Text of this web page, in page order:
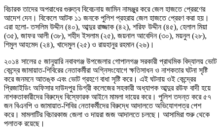
বিচারক তাদের অপরাধের গুরুত্ব বিবেচনায় জামিন নামঞ্জুর করে জেল হাজতে প্রেরণের
আদেশ দেন। বিকেলে আটক ১১ জনকে পুলিশ প্রহরায় জেল হাজতে প্রেরণ করা হয়।
এরা হলো- তসলিম উদ্দীন (৪০), আব্দুর রাজ্জাক (৪২), শরিফ উদ্দীন (৪৫), হেলাল মিয়া
(৩৫), জাফর আলী (৩৮), শহীদ ইসলাম (২৫), জয়নাল আবেদিন (৩০), ময়নুল (২৮),
শিমুল আহমেদ (২৪), খাদেমুল (২৫) ও রায়হানুর রহমান (২৬)।
২০১৪ সালের ৫ জানুয়ারি নবাবগঞ্জ উপজেলার গোপালগঞ্জ সরকারী প্রাথমিক বিদ্যালয় ভোট
কেন্দ্রে জামায়াত-শিবিরের নেতাকর্মীরা অগ্নিসংযোগে ক্ষতিসাধন ও নাশকতার ঘটনা সৃষ্টি
করে জনমনে আতঙ্ক এবং ভোট গ্রহণে বাধা সৃষ্টি করে। এই ঘটনায় ওই কেন্দ্রের
প্রিজাইডিং অফিসার দাউদপুর ডিগ্রী কলেজের সহকারী অধ্যাপক আব্দুর রউফ বাদী হয়ে
নাশকতাকারীদের বিরুদ্ধে বিস্ফোরক আইনে মামলা দায়ের করে। পুলিশ তদন্ত করে ৫৭
জন বিএনপি ও জামায়াত-শিবির নেতাকর্মীদের বিরুদ্ধে আদালতে অভিযোগপত্র পেশ
করে। মামলাটির বিচারকাজ জেলা ও দায়রা জজ আদালতে চলছে। আসামিরা শুরু থেকে
পলাতক রয়েছে।